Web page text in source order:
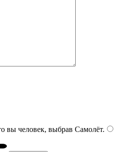
вы человек, выбрав Самолёт.